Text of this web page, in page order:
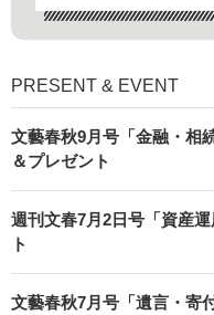
PRESENT & EVENT
文藝春秋9月号「金融・相
＆プレゼント
週刊文春7月2日号「資産
ト
文藝春秋7月号「遺言・寄